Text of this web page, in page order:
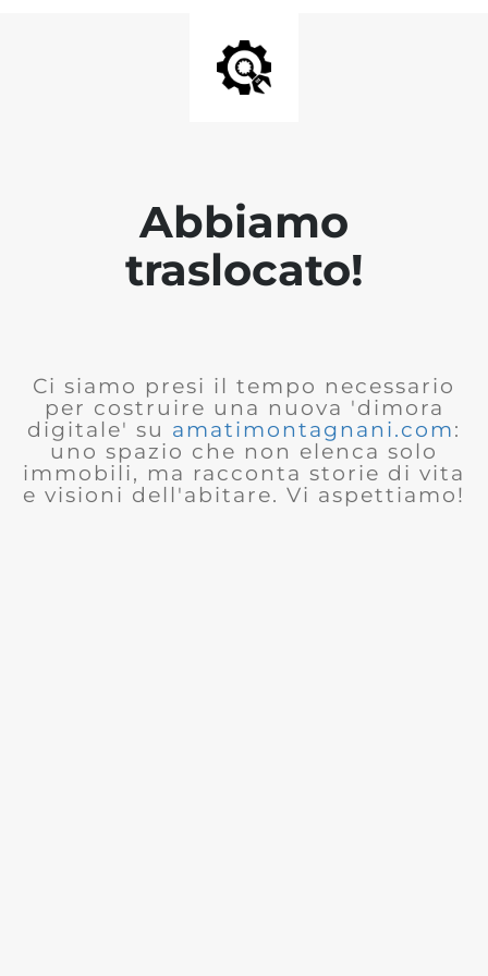
Abbiamo
traslocato!
Ci siamo presi il tempo necessario
per costruire una nuova 'dimora
digitale' su amatimontagnani.com:
uno spazio che non elenca solo
immobili, ma racconta storie di vita
e visioni dell'abitare. Vi aspettiamo!